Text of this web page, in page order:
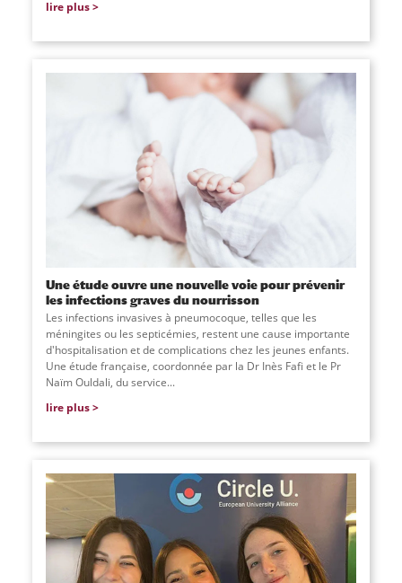
lire plus
Une étude ouvre une nouvelle voie pour prévenir
les infections graves du nourrisson
Les infections invasives à pneumocoque, telles que les
méningites ou les septicémies, restent une cause importante
d'hospitalisation et de complications chez les jeunes enfants.
Une étude française, coordonnée par la Dr Inès Fafi et le Pr
Naïm Ouldali, du service...
lire plus